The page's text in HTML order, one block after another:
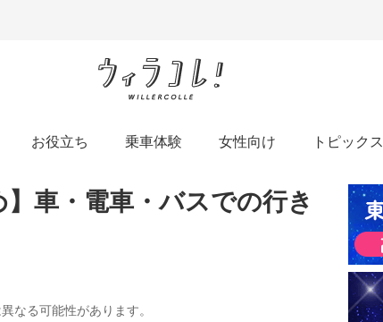
お役立ち 乗車体験 女性向け トピックス
車・電車・バスでの行き
なる可能性があります。